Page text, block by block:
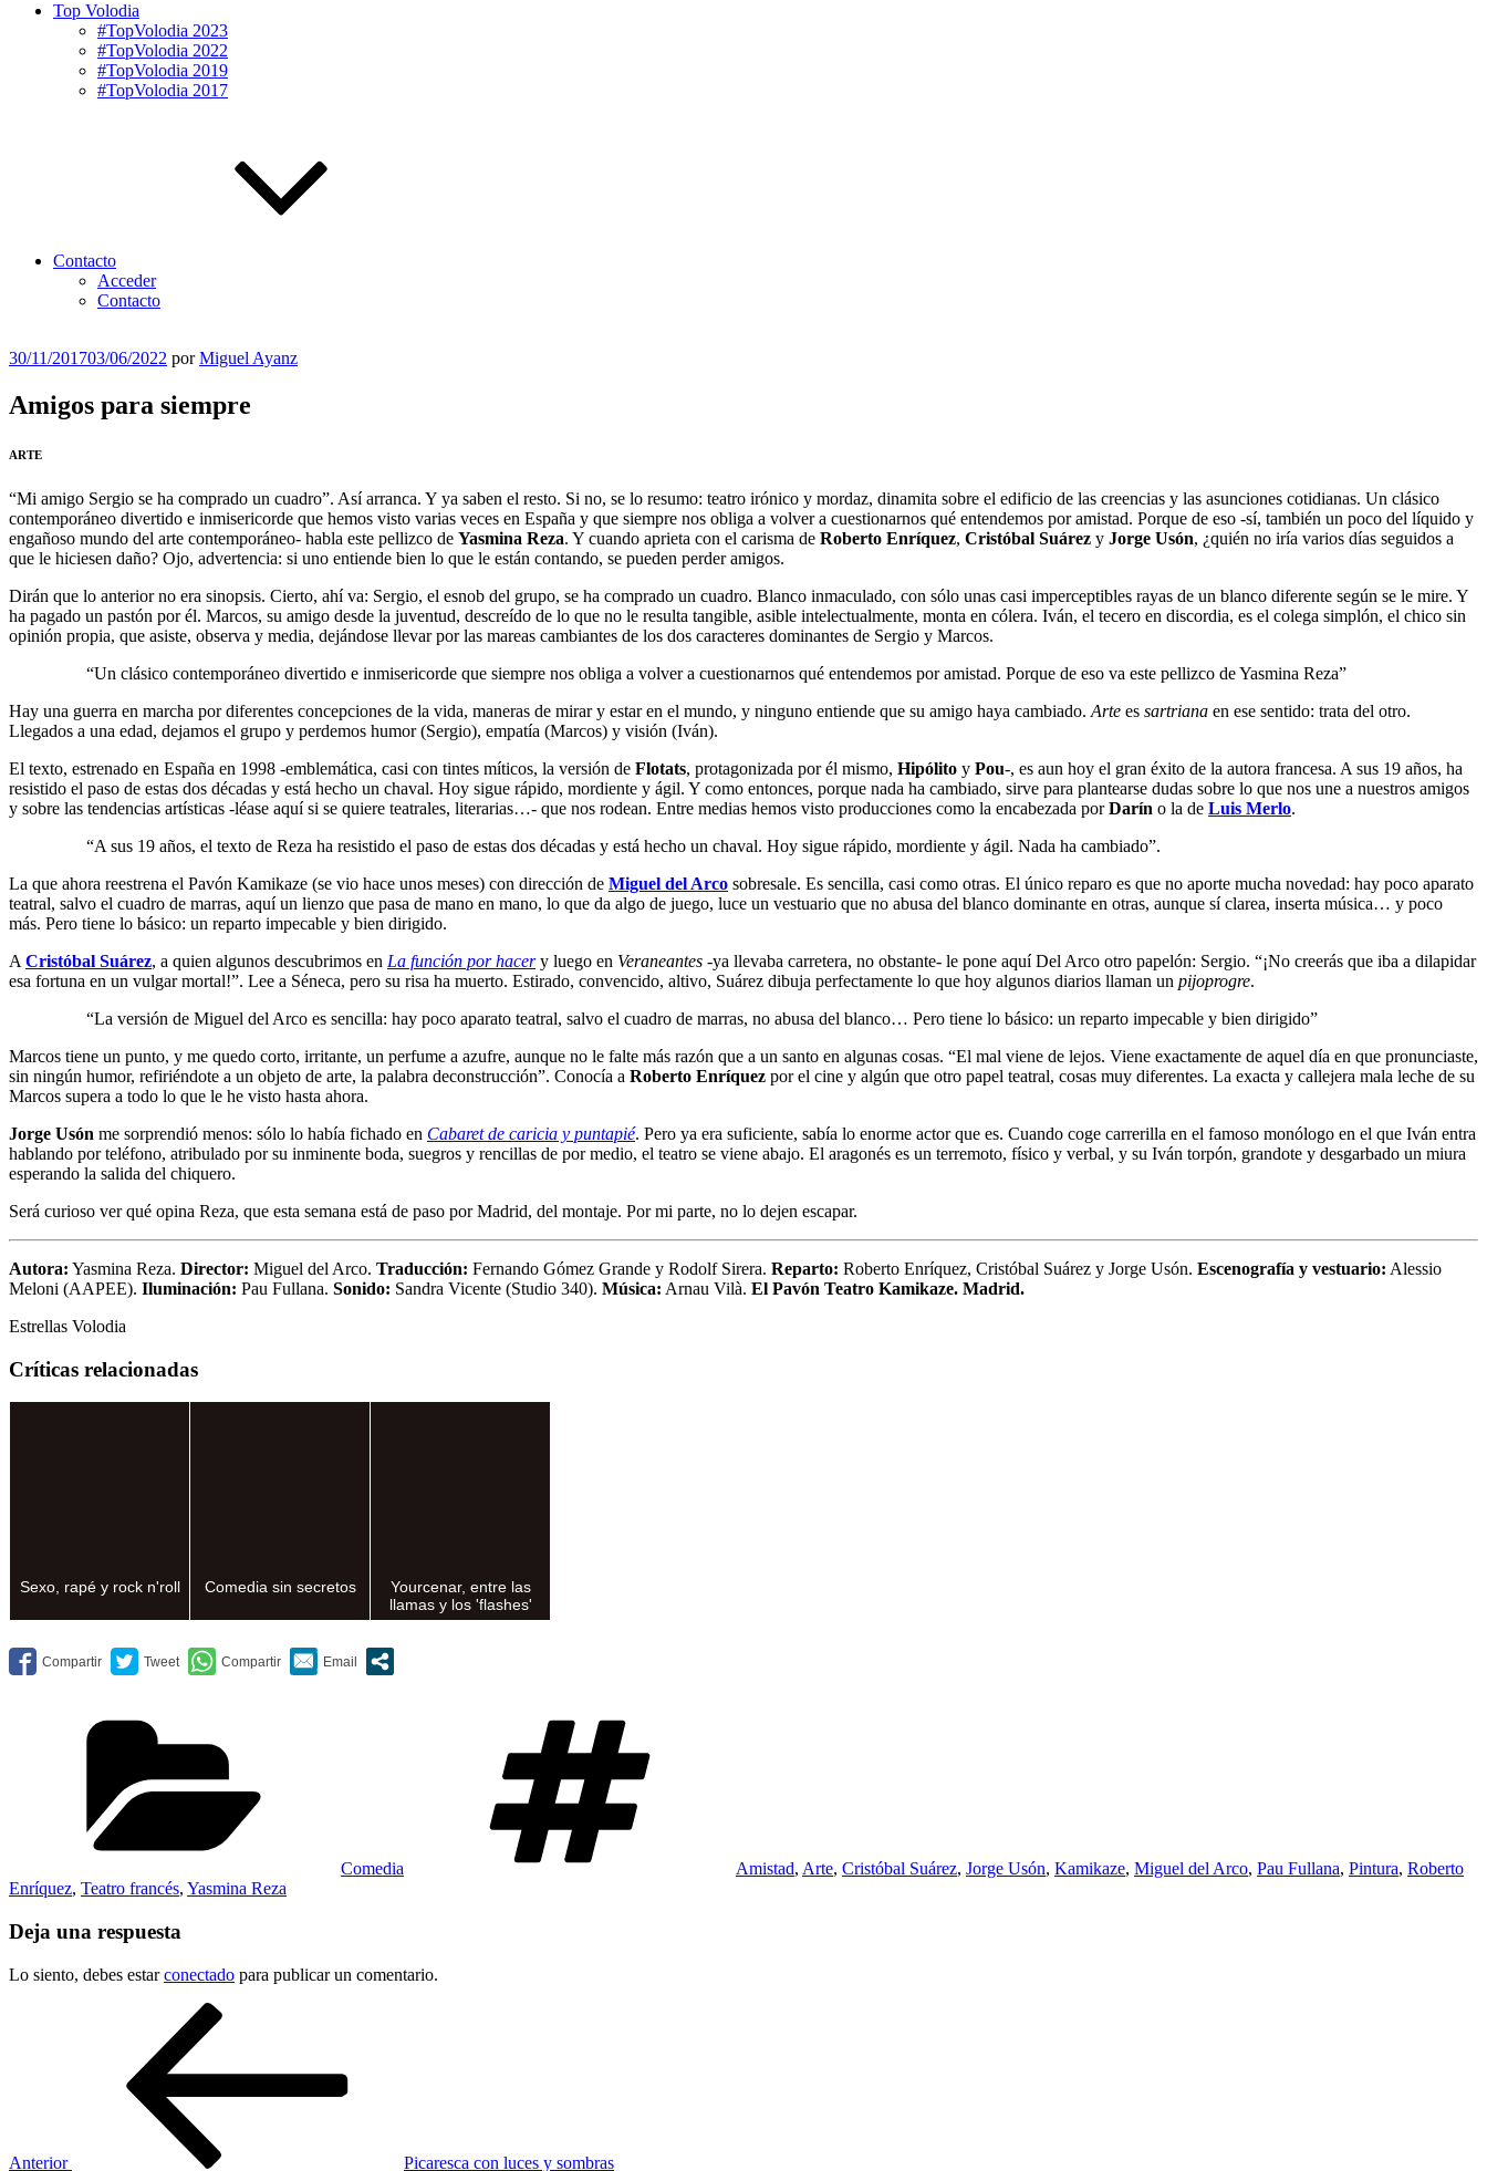
Top Volodia
#TopVolodia 2023
#TopVolodia 2022
#TopVolodia 2019
#TopVolodia 2017
Contacto
Acceder
Contacto
Publicado
30/11/201703/06/2022 porMiguel Ayanz
Amigos para siempre
ARTE
“Mi amigo Sergio se ha comprado un cuadro”. Así arranca. Y ya saben el resto. Si no, se lo resumo: teatro irónico y mordaz, dinamita sobre el edificio de las creencias y las asunciones cotidianas. Un clásico
contemporáneo divertido e inmisericorde que hemos visto varias veces en España y que siempre nos obliga a volver a cuestionarnos qué entendemos por amistad. Porque de eso -sí, también un poco del líquido y
engañoso mundo del arte contemporáneo- habla este pellizco de Yasmina Reza. Y cuando aprieta con el carisma de Roberto Enríquez, Cristóbal Suárez y Jorge Usón, ¿quién no iría varios días seguidos a
que le hiciesen daño? Ojo, advertencia: si uno entiende bien lo que le están contando, se pueden perder amigos.
Dirán que lo anterior no era sinopsis. Cierto, ahí va: Sergio, el esnob del grupo, se ha comprado un cuadro. Blanco inmaculado, con sólo unas casi imperceptibles rayas de un blanco diferente según se le mire. Y
ha pagado un pastón por él. Marcos, su amigo desde la juventud, descreído de lo que no le resulta tangible, asible intelectualmente, monta en cólera. Iván, el tecero en discordia, es el colega simplón, el chico sin
opinión propia, que asiste, observa y media, dejándose llevar por las mareas cambiantes de los dos caracteres dominantes de Sergio y Marcos.
“Un clásico contemporáneo divertido e inmisericorde que siempre nos obliga a volver a cuestionarnos qué entendemos por amistad. Porque de eso va este pellizco de Yasmina Reza”
Hay una guerra en marcha por diferentes concepciones de la vida, maneras de mirar y estar en el mundo, y ninguno entiende que su amigo haya cambiado. Arte es sartriana en ese sentido: trata del otro.
Llegados a una edad, dejamos el grupo y perdemos humor (Sergio), empatía (Marcos) y visión (Iván).
El texto, estrenado en España en 1998 -emblemática, casi con tintes míticos, la versión de Flotats, protagonizada por él mismo, Hipólito y Pou-, es aun hoy el gran éxito de la autora francesa. A sus 19 años, ha
resistido el paso de estas dos décadas y está hecho un chaval. Hoy sigue rápido, mordiente y ágil. Y como entonces, porque nada ha cambiado, sirve para plantearse dudas sobre lo que nos une a nuestros amigos
y sobre las tendencias artísticas -léase aquí si se quiere teatrales, literarias…- que nos rodean. Entre medias hemos visto producciones como la encabezada porDarín o la de Luis Merlo.
“A sus 19 años, el texto de Reza ha resistido el paso de estas dos décadas y está hecho un chaval. Hoy sigue rápido, mordiente y ágil. Nada ha cambiado”.
La que ahora reestrena el Pavón Kamikaze (se vio hace unos meses) con dirección de Miguel del Arco sobresale. Es sencilla, casi como otras. El único reparo es que no aporte mucha novedad: hay poco aparato
teatral, salvo el cuadro de marras, aquí un lienzo que pasa de mano en mano, lo que da algo de juego, luce un vestuario que no abusa del blanco dominante en otras, aunque sí clarea, inserta música… y poco
más. Pero tiene lo básico: un reparto impecable y bien dirigido.
A Cristóbal Suárez, a quien algunos descubrimos en La función por hacery luego en Veraneantes -ya llevaba carretera, no obstante- le pone aquí Del Arco otro papelón: Sergio. “¡No creerás que iba a dilapidar
esa fortuna en un vulgar mortal!”. Lee a Séneca, pero su risa ha muerto. Estirado, convencido, altivo, Suárez dibuja perfectamente lo que hoy algunos diarios llaman un pijoprogre.
“La versión de Miguel del Arco es sencilla: hay poco aparato teatral, salvo el cuadro de marras, no abusa del blanco… Pero tiene lo básico: un reparto impecable y bien dirigido”
Marcos tiene un punto, y me quedo corto, irritante, un perfume a azufre, aunque no le falte más razón que a un santo en algunas cosas. “El mal viene de lejos. Viene exactamente de aquel día en que pronunciaste,
sin ningún humor, refiriéndote a un objeto de arte, la palabra deconstrucción”. Conocía a Roberto Enríquez por el cine y algún que otro papel teatral, cosas muy diferentes. La exacta y callejera mala leche de su
Marcos supera a todo lo que le he visto hasta ahora.
Jorge Usón me sorprendió menos: sólo lo había fichado en Cabaret de caricia y puntapié. Pero ya era suficiente, sabía lo enorme actor que es. Cuando coge carrerilla en el famoso monólogo en el que Iván entra
hablando por teléfono, atribulado por su inminente boda, suegros y rencillas de por medio, el teatro se viene abajo. El aragonés es un terremoto, físico y verbal, y su Iván torpón, grandote y desgarbado un miura
esperando la salida del chiquero.
Será curioso ver qué opina Reza, que esta semana está de paso por Madrid, del montaje. Por mi parte, no lo dejen escapar.
Autora: Yasmina Reza. Director: Miguel del Arco. Traducción: Fernando Gómez Grande y Rodolf Sirera. Reparto: Roberto Enríquez, Cristóbal Suárez y Jorge Usón. Escenografía y vestuario: Alessio
Meloni (AAPEE). Iluminación: Pau Fullana. Sonido: Sandra Vicente (Studio 340). Música: Arnau Vilà. El Pavón Teatro Kamikaze. Madrid.
Estrellas Volodia
Críticas relacionadas
Sexo, rapé y rock n'roll Comedia sin secretos
Yourcenar, entre las
llamas y los 'flashes'
Comedia Amistad, Arte, Cristóbal Suárez, Jorge Usón, Kamikaze, Miguel del Arco, Pau Fullana, Pintura, Roberto
Enríquez, Teatro francés, Yasmina Reza
Deja una respuesta
Lo siento, debes estarconectado para publicar un comentario.
Anterior Picaresca con luces y sombras